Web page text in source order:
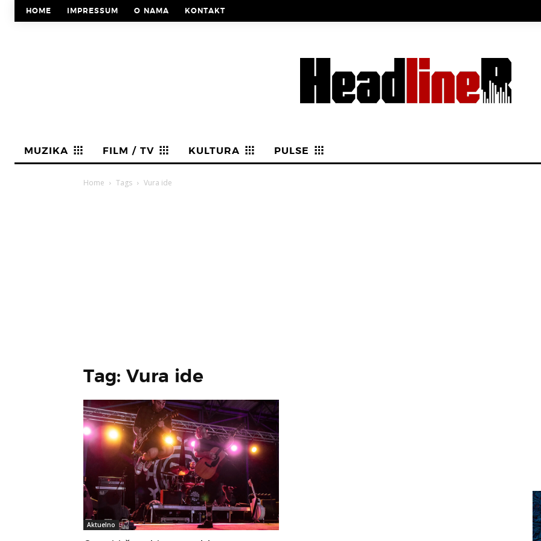
HOME IMPRESSUM O NAMA KONTAKT
MUZIKA FILM / TV KULTURA PULSE
Home Tags Vura ide
Tag: Vura ide
Aktuelno